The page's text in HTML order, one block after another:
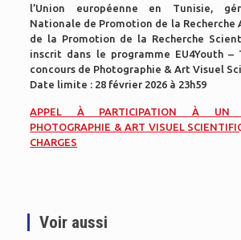
l’Union européenne en Tunisie,
Nationale de Promotion de la Recherche
de la Promotion de la Recherche
inscrit dans le programme EU4Youth –
concours de Photographie & Art Visuel
Date limite : 28 février 2026 à 23h59
APPEL À PARTICIPATION À UN
PHOTOGRAPHIE & ART VISUEL
CHARGES
Voir aussi